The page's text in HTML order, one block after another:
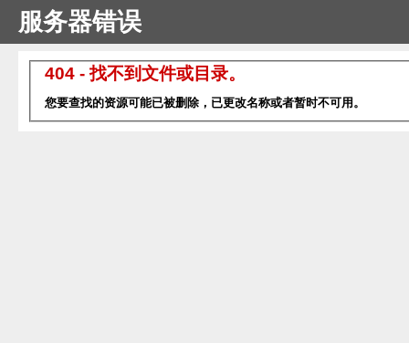
服务器错误
404 - 找不到文件或目录。
您要查找的资源可能已被删除，已更改名称或者暂时不可用。